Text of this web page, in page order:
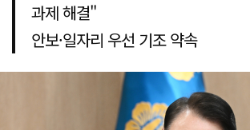
과제 해결"
안보·일자리 우선 기조 약속